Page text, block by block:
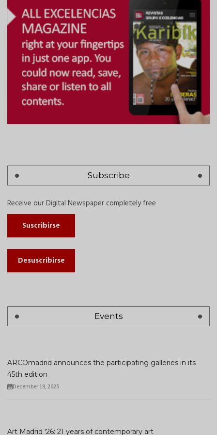
Subscribe
Receive our Digital Newspaper completely free
Suscribirse
Desuscribirse
Events
ARCOmadrid announces the participating galleries in its
45th edition
December 19, 2025
Art Madrid '26: 21 years of contemporary art